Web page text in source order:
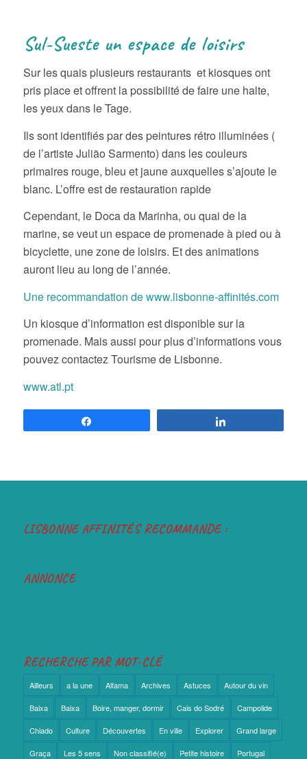
Sul-Sueste un espace de loisirs
Sur les quais plusieurs restaurants et kiosques ont
pris place et offrent la possibilité de faire une halte,
les yeux dans le Tage.
Ils sont identifiés par des peintures rétro illuminées (
de l’artiste Julião Sarmento) dans les couleurs
primaires rouge, bleu et jaune auxquelles s’ajoute le
blanc. L’offre est de restauration rapide
Cependant, le Doca da Marinha, ou quai de la
marine, se veut un espace de promenade à pied ou à
bicyclette, une zone de loisirs. Et des animations
auront lieu au long de l’année.
Une recommandation de www.lisbonne-affinités.com
Un kiosque d’information est disponible sur la
promenade. Mais aussi pour plus d’informations vous
pouvez contactez Tourisme de Lisbonne.
www.atl.pt
LISBONNE AFFINITÉS RECOMMANDE :
ANNONCE
RECHERCHE PAR MOT-CLÉ
Ailleurs a la une Alfama Archives Astuces Autour du vin
Baixa Baixa Boire, manger, dormir Cais do Sodré Campolide
Chiado Culture Découvertes En ville Explorer Grand large
Graça Les 5 sens Non classifié(e) Petite histoire Portugal